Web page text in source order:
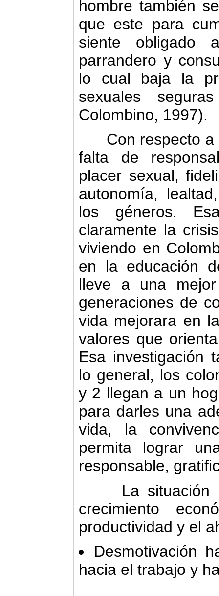
hombre también
que este para
siente obligado
parrandero y
lo cual baja la
sexuales
Colombino, 1997).
Con respecto a
falta de
placer sexual,
autonomía,
los géneros.
claramente la
viviendo en
en la educación
lleve a una
generaciones de
vida mejorara en
valores que
Esa investigación
lo general, los
y 2 llegan a un
para darles una
vida, la
permita lograr
responsable,
La situación
crecimiento
productividad y el
Desmotivación
hacia el trabajo y